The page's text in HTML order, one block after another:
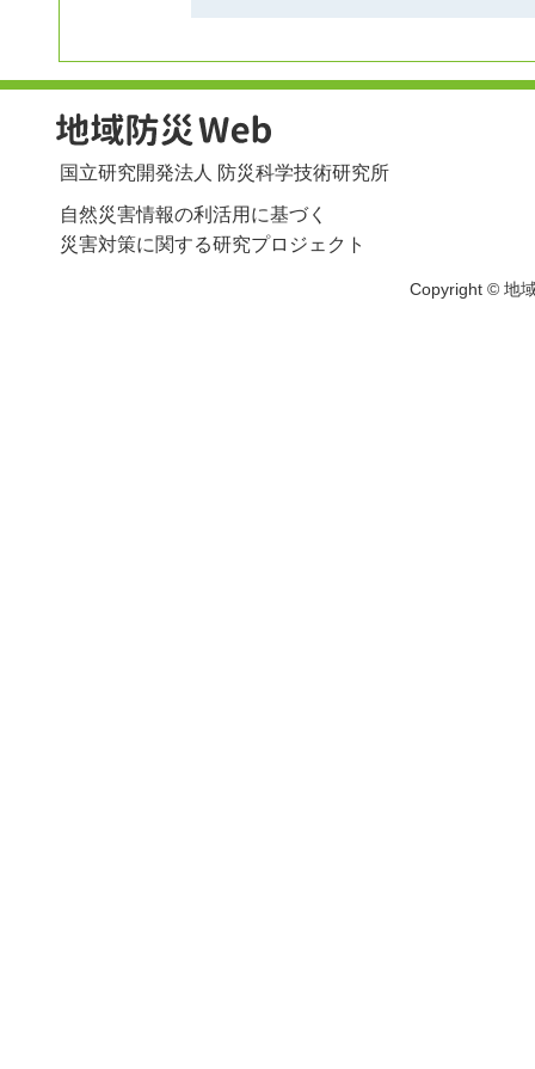
国立研究開発法人 防災科学技術研究所
自然災害情報の利活用に基づく
災害対策に関する研究プロジェクト
Copyright © 地